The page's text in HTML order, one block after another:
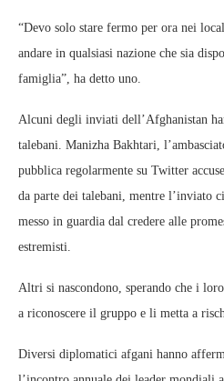
“Devo solo stare fermo per ora nei
andare in qualsiasi nazione che sia
famiglia”, ha detto uno.
Alcuni degli inviati dell’Afghanistan
talebani. Manizha Bakhtari,
pubblica regolarmente su Twitter
da parte dei talebani, mentre l’inviato
messo in guardia dal credere alle
estremisti.
Altri si nascondono, sperando che i
a riconoscere il gruppo e li metta a
Diversi diplomatici afgani hanno